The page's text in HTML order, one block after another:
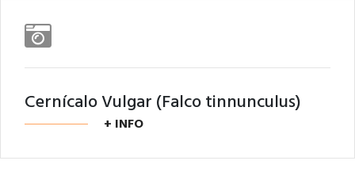
Cernícalo Vulgar (Falco tinnunculus)
+ INFO